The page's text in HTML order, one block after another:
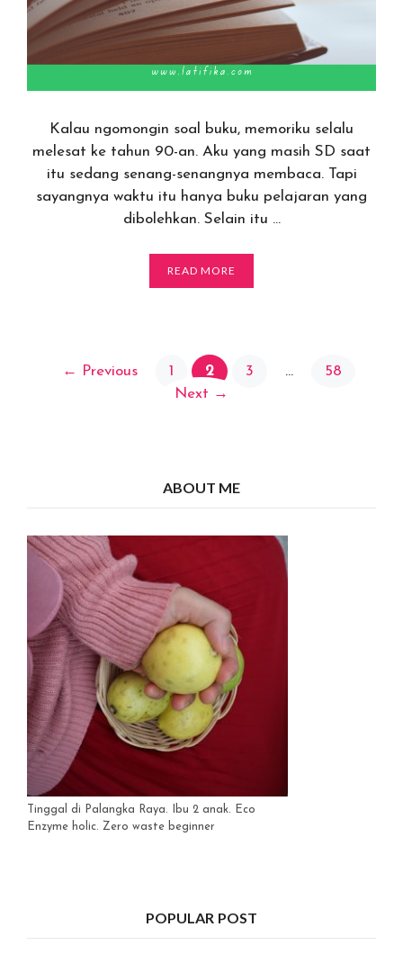
Kalau ngomongin soal buku, memoriku selalu
melesat ke tahun 90-an. Aku yang masih SD saat
itu sedang senang-senangnya membaca. Tapi
sayangnya waktu itu hanya buku pelajaran yang
dibolehkan. Selain itu …
READ MORE
Post
navigation
← Previous Page
1 Page
2 Page
3 … Page
58
Next →
ABOUT ME
Tinggal di Palangka Raya. Ibu 2 anak. Eco
Enzyme holic. Zero waste beginner
POPULAR POST